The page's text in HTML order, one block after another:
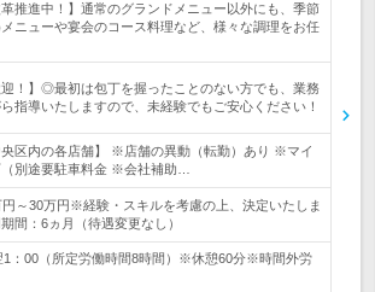
革推進中！】通常のグランドメニュー以外にも、季節
ニューや宴会のコース料理など、様々な調理をお任
迎！】◎最初は包丁を握ったことのない方でも、業務
指導いたしますので、未経験でもご安心ください！
央区内の各店舗】 ※店舗の異動（転勤）あり ※マイ
別途要駐車料金 ※会社補助…
円～30万円※経験・スキルを考慮の上、決定いたしま
間：6ヵ月（待遇変更なし）
1：00（所定労働時間8時間）※休憩60分※時間外労